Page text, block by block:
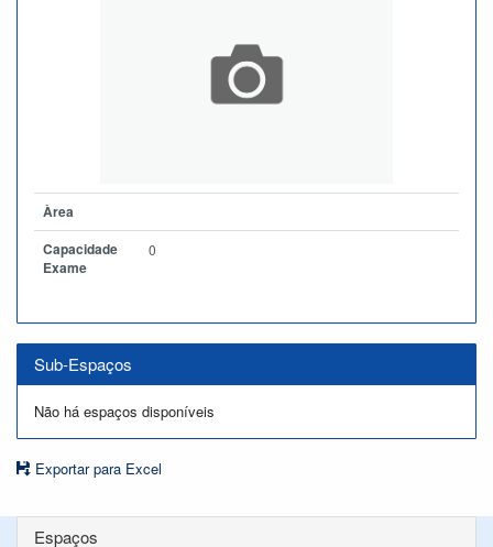
Àrea
Capacidade
Exame
0
Sub-Espaços
Não há espaços disponíveis
Exportar para Excel
Espaços